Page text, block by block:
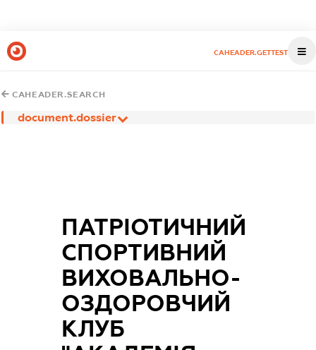
CAHEADER.GETTEST
CAHEADER.SEARCH
document.dossier
ПАТРІОТИЧНИЙ
СПОРТИВНИЙ
ВИХОВАЛЬНО-
ОЗДОРОВЧИЙ
КЛУБ